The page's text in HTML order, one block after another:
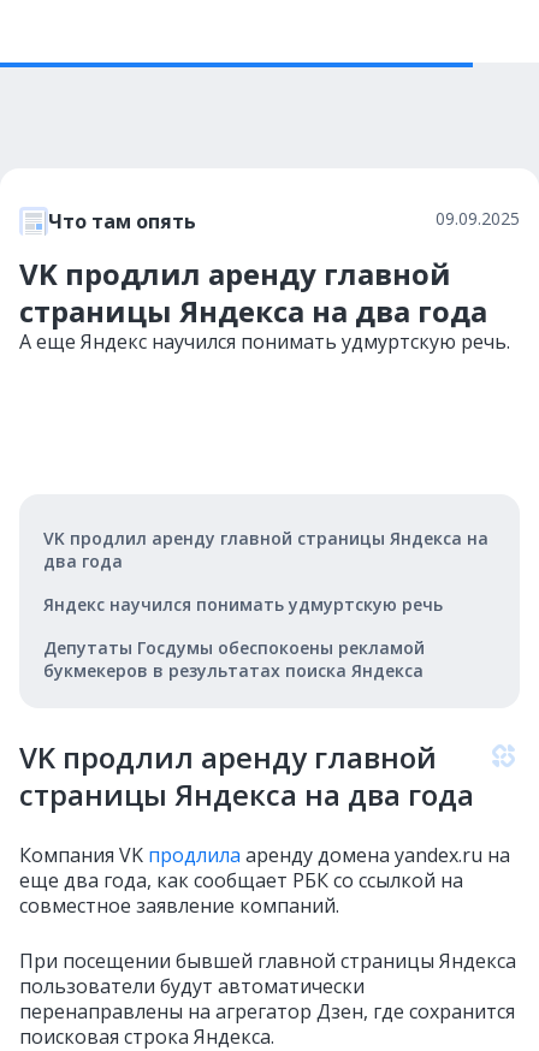
Что там опять 09.09.2025
VK продлил аренду главной
страницы Яндекса на два года
А еще Яндекс научился понимать удмуртскую речь.
VK продлил аренду главной страницы Яндекса на
два года
Яндекс научился понимать удмуртскую речь
Депутаты Госдумы обеспокоены рекламой
букмекеров в результатах поиска Яндекса
VK продлил аренду главной
страницы Яндекса на два года
Компания VK продлила аренду домена yandex.ru на
еще два года, как сообщает РБК со ссылкой на
совместное заявление компаний.
При посещении бывшей главной страницы Яндекса
пользователи будут автоматически
перенаправлены на агрегатор Дзен, где сохранится
поисковая строка Яндекса.